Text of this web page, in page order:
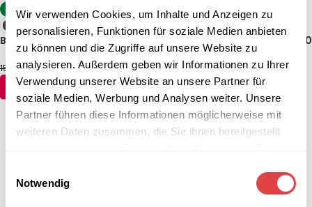
Wir verwenden Cookies, um Inhalte und Anzeigen zu
personalisieren, Funktionen für soziale Medien anbieten
zu können und die Zugriffe auf unsere Website zu
analysieren. Außerdem geben wir Informationen zu Ihrer
Verwendung unserer Website an unsere Partner für
soziale Medien, Werbung und Analysen weiter. Unsere
Partner führen diese Informationen möglicherweise mit
weiteren Daten zusammen, die Sie ihnen bereitgestellt
Notwendig
-8%
Biergartentisch Prato Rund
154,64€142,74€(inkl. MwSt.)
AUSFÜHRUNG WÄHLEN
-2%
Biergartentisch TERRAZZA 140
x 85 cm
202,24€197,48€ (inkl. MwSt.)
AUSFÜHRUNG WÄHLEN